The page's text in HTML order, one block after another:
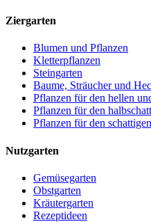
Ziergarten
Blumen und Pflanzen
Kletterpflanzen
Steingarten
Baume, Sträucher und
Pflanzen für den hellen
Pflanzen für den
Pflanzen für den
Nutzgarten
Gemüsegarten
Obstgarten
Kräutergarten
Rezeptideen